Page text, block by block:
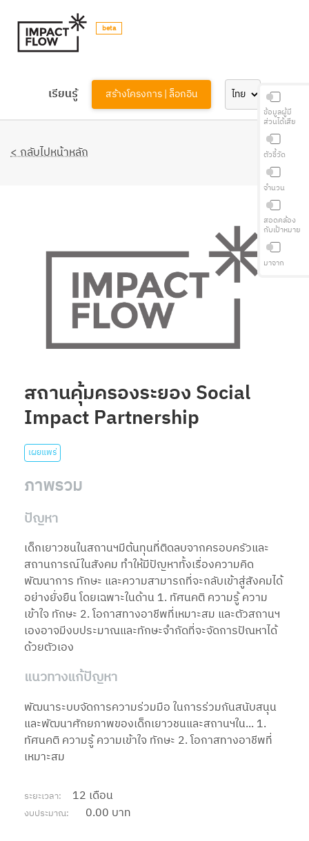
beta
เรียนรู้ สร้างโครงการ | ล็อกอิน
< กลับไปหน้าหลัก
สถานคุ้มครองระยอง Social
Impact Partnership
เผยแพร่
ภาพรวม
ปัญหา
เด็กเยาวชนในสถานฯมีต้นทุนที่ติดลบจากครอบครัวและ
สถานการณ์ในสังคม ทำให้มีปัญหาทั้งเรื่องความคิด
พัฒนาการ ทักษะ และความสามารถที่จะกลับเข้าสู่สังคมได้
อย่างยั่งยืน โดยเฉพาะในด้าน 1. ทัศนคติ ความรู้ ความ
เข้าใจ ทักษะ 2. โอกาสทางอาชีพที่เหมาะสม และตัวสถานฯ
เองอาจมีงบประมาณและทักษะจำกัดที่จะจัดการปัณหาได้
ด้วยตัวเอง
แนวทางแก้ปัญหา
พัฒนาระบบจัดการความร่วมมือ ในการร่วมกันสนับสนุน
และพัฒนาศักยภาพของเด็กเยาวชนและสถานฯใน... 1.
ทัศนคติ ความรู้ ความเข้าใจ ทักษะ 2. โอกาสทางอาชีพที่
เหมาะสม
ระยะเวลา: 12 เดือน
งบประมาณ: 0.00 บาท
ข้อมูลผู้มี
ส่วนได้เสีย
ตัวชี้วัด
จำนวน
สอดคล้อง
กับเป้าหมาย
มาจาก